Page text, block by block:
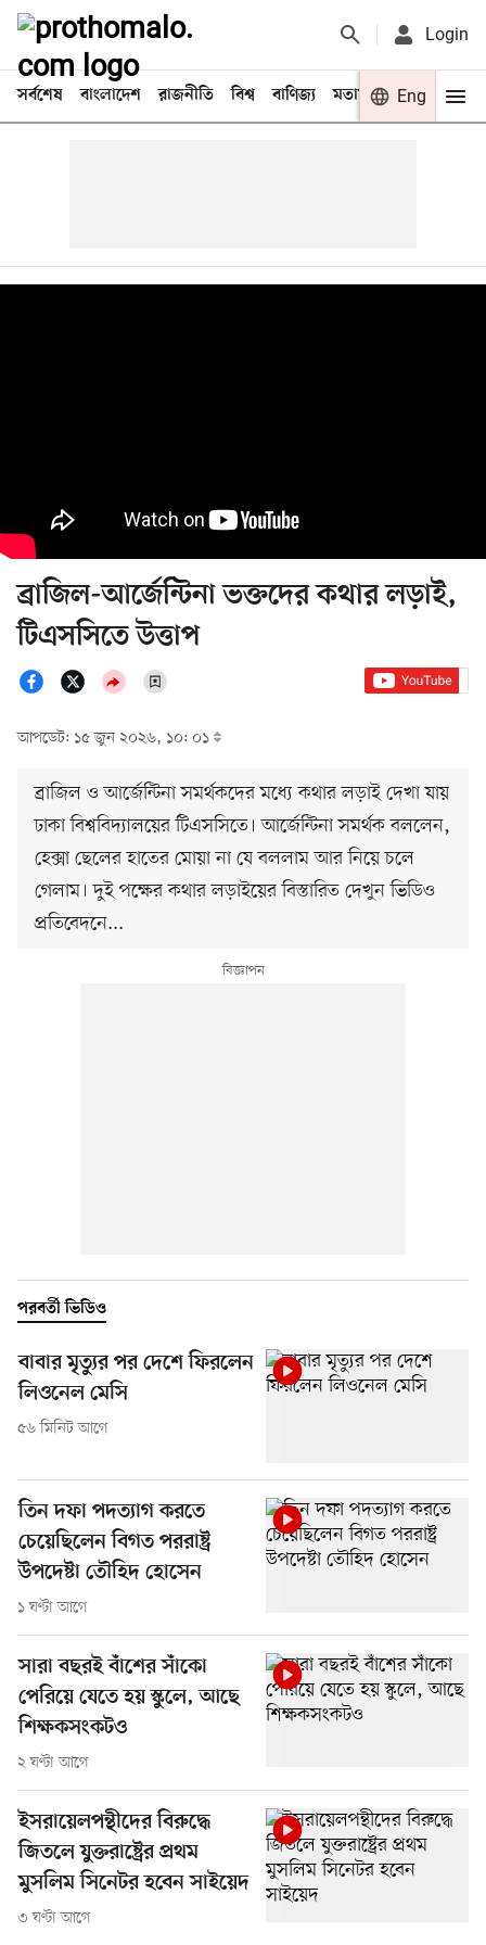
Login
সর্বশেষ বাংলাদেশ রাজনীতি বিশ্ব বাণিজ্য মতামত খেলা
Eng
ব্রাজিল-আর্জেন্টিনা ভক্তদের কথার লড়াই,
টিএসসিতে উত্তাপ
আপডেট: ১৫ জুন ২০২৬, ১০: ০১
ব্রাজিল ও আর্জেন্টিনা সমর্থকদের মধ্যে কথার লড়াই দেখা যায়
ঢাকা বিশ্ববিদ্যালয়ের টিএসসিতে। আর্জেন্টিনা সমর্থক বললেন,
হেক্সা ছেলের হাতের মোয়া না যে বললাম আর নিয়ে চলে
গেলাম। দুই পক্ষের কথার লড়াইয়ের বিস্তারিত দেখুন ভিডিও
প্রতিবেদনে...
পরবর্তী ভিডিও
বাবার মৃত্যুর পর দেশে ফিরলেন
লিওনেল মেসি
৫৬ মিনিট আগে
তিন দফা পদত্যাগ করতে
চেয়েছিলেন বিগত পররাষ্ট্র
উপদেষ্টা তৌহিদ হোসেন
১ ঘণ্টা আগে
সারা বছরই বাঁশের সাঁকো
পেরিয়ে যেতে হয় স্কুলে, আছে
শিক্ষকসংকটও
২ ঘণ্টা আগে
ইসরায়েলপন্থীদের বিরুদ্ধে
জিতলে যুক্তরাষ্ট্রের প্রথম
মুসলিম সিনেটর হবেন সাইয়েদ
৩ ঘণ্টা আগে